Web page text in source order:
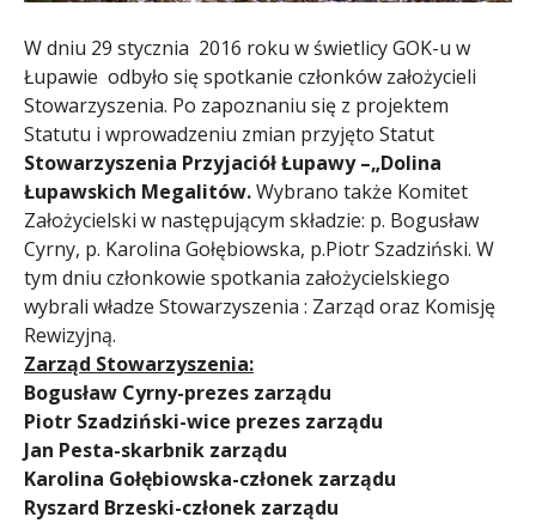
W dniu 29 stycznia 2016 roku w świetlicy GOK-u w
Łupawie odbyło się spotkanie członków założycieli
Stowarzyszenia. Po zapoznaniu się z projektem
Statutu i wprowadzeniu zmian przyjęto Statut
Stowarzyszenia Przyjaciół Łupawy –„Dolina
Łupawskich Megalitów.Wybrano także Komitet
Założycielski w następującym składzie: p. Bogusław
Cyrny, p. Karolina Gołębiowska, p.Piotr Szadziński. W
tym dniu członkowie spotkania założycielskiego
wybrali władze Stowarzyszenia : Zarząd oraz Komisję
Rewizyjną.
Zarząd Stowarzyszenia:
Bogusław Cyrny-prezes zarządu
Piotr Szadziński-wice prezes zarządu
Jan Pesta-skarbnik zarządu
Karolina Gołębiowska-członek zarządu
Ryszard Brzeski-członek zarządu